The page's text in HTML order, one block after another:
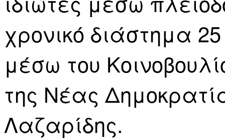
χρονικό διάστημα
μέσω του
της Νέας
Λαζαρίδης.